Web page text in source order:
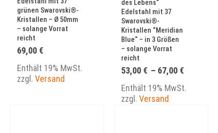
grünen Swarovski®-
Kristallen – Ø 50mm
– solange Vorrat
reicht
69,00 €
Enthält 19% MwSt.
zzgl. Versand
des Lebens“
Edelstahl mit 37
Swarovski®-
Kristallen “Meridian
Blue“ – in 3 Größen
– solange Vorrat
reicht
53,00 € – 67,00 €
Enthält 19% MwSt.
zzgl. Versand